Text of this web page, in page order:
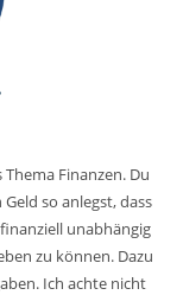
Finanzen. Du
so anlegst, dass
unabhängig
zu können. Dazu
Ich achte nicht